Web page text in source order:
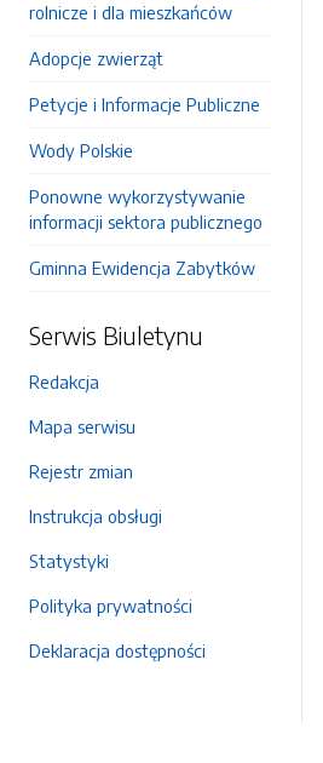
rolnicze i dla mieszkańców
Adopcje zwierząt
Petycje i Informacje Publiczne
Wody Polskie
Ponowne wykorzystywanie
informacji sektora publicznego
Gminna Ewidencja Zabytków
Serwis Biuletynu
Redakcja
Mapa serwisu
Rejestr zmian
Instrukcja obsługi
Statystyki
Polityka prywatności
Deklaracja dostępności